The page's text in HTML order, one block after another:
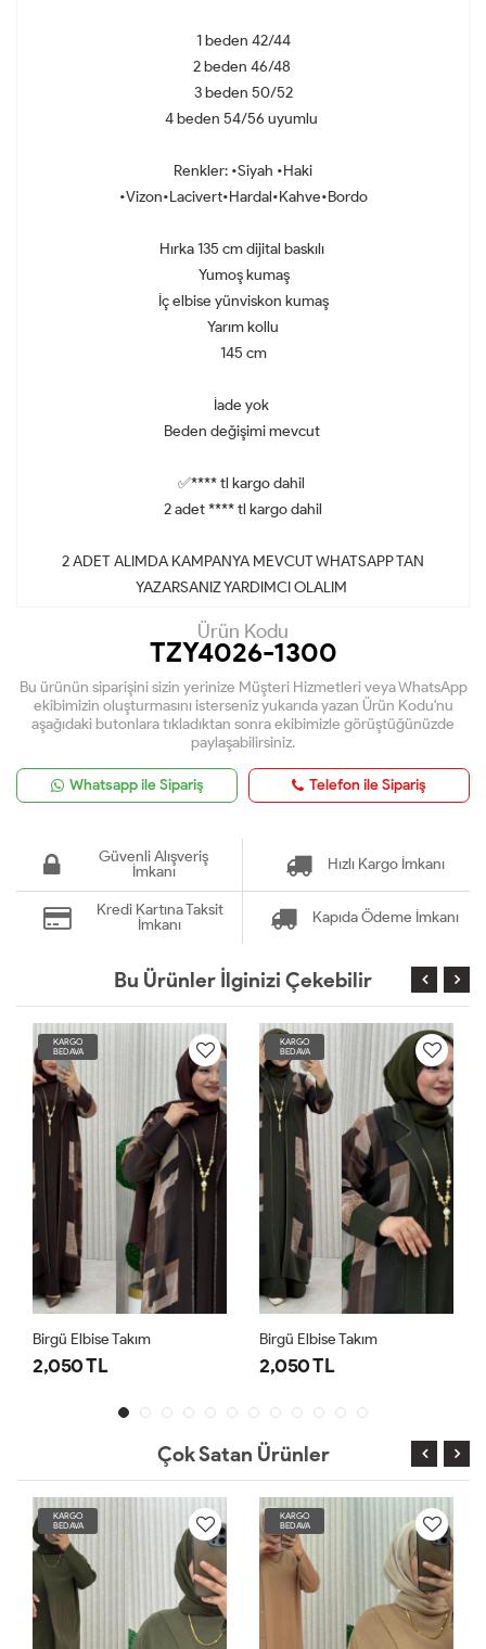
1 beden 42/44
2 beden 46/48
3 beden 50/52
4 beden 54/56 uyumlu
Renkler: •Siyah •Haki
•Vizon•Lacivert•Hardal•Kahve•Bordo
Hırka 135 cm dijital baskılı
Yumoş kumaş
İç elbise yünviskon kumaş
Yarım kollu
145 cm
İade yok
Beden değişimi mevcut
✅**** tl kargo dahil
2 adet **** tl kargo dahil
2 ADET ALIMDA KAMPANYA MEVCUT WHATSAPP TAN
YAZARSANIZ YARDIMCI OLALIM
Ürün Kodu
TZY4026-1300
Bu ürünün siparişini sizin yerinize Müşteri Hizmetleri veya WhatsApp
ekibimizin oluşturmasını isterseniz yukarıda yazan Ürün Kodu'nu
aşağıdaki butonlara tıkladıktan sonra ekibimizle görüştüğünüzde
paylaşabilirsiniz.
Whatsapp ile Sipariş Telefon ile Sipariş
Güvenli Alışveriş
İmkanı
Hızlı Kargo İmkanı
Kredi Kartına Taksit
İmkanı
Kapıda Ödeme İmkanı
Bu Ürünler İlginizi Çekebilir
KARGO
BEDAVA
Birgü Elbise Takım
2,050 TL
KARGO
BEDAVA
Birgü Elbise Takım
2,050 TL
Çok Satan Ürünler
KARGO
BEDAVA
KARGO
BEDAVA